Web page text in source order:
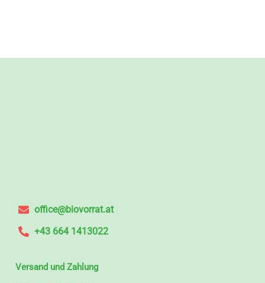
office@biovorrat.at
+43 664 1413022
Versand und Zahlung